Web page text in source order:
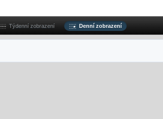
Týdenní zobrazení Denní zobrazení